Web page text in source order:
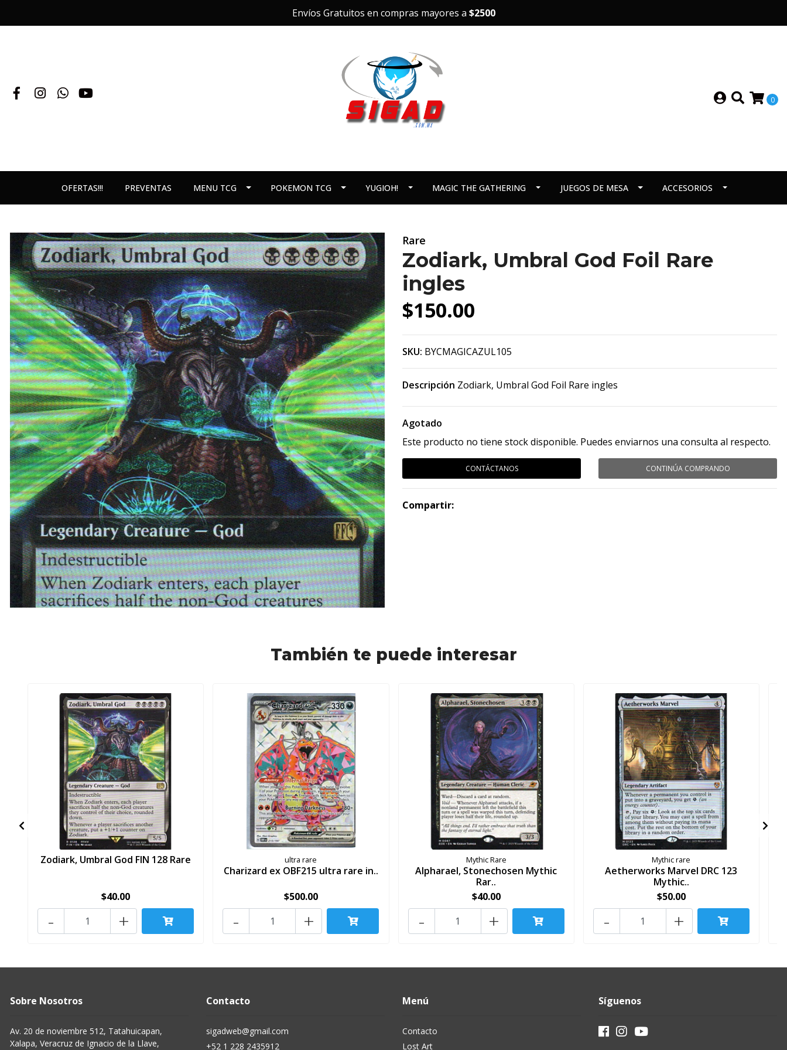
Envíos Gratuitos en compras mayores a $2500
0
OFERTAS!!! PREVENTAS MENU TCG POKEMON TCG YUGIOH! MAGIC THE GATHERING JUEGOS DE MESA ACCESORIOS
Rare
Zodiark, Umbral God Foil Rare
ingles
$150.00
SKU: BYCMAGICAZUL105
Descripción Zodiark, Umbral God Foil Rare ingles
Agotado
Este producto no tiene stock disponible. Puedes enviarnos una consulta al respecto.
CONTÁCTANOS CONTINÚA COMPRANDO
Compartir:
También te puede interesar
Zodiark, Umbral God FIN 128 Rare
$40.00
+
-
ultra rare
Charizard ex OBF215 ultra rare in..
$500.00
+
-
Mythic Rare
Alpharael, Stonechosen Mythic
Rar..
$40.00
+
-
Mythic rare
Aetherworks Marvel DRC 123
Mythic..
$50.00
+
-
Sobre Nosotros
Av. 20 de noviembre 512, Tatahuicapan,
Xalapa, Veracruz de Ignacio de la Llave,
Contacto
sigadweb@gmail.com
+52 1 228 2435912
Menú
Contacto
Lost Art
Síguenos